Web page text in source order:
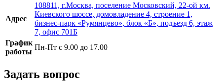
Адрес
108811, г.Москва, поселение Московский, 22-ой км.
Киевского шоссе, домовладение 4, строение 1,
бизнес-парк «Румянцево», блок «Б», подъезд 6, этаж
7, офис 701Б
График
работы
Пн-Пт с 9.00 до 17.00
Задать вопрос